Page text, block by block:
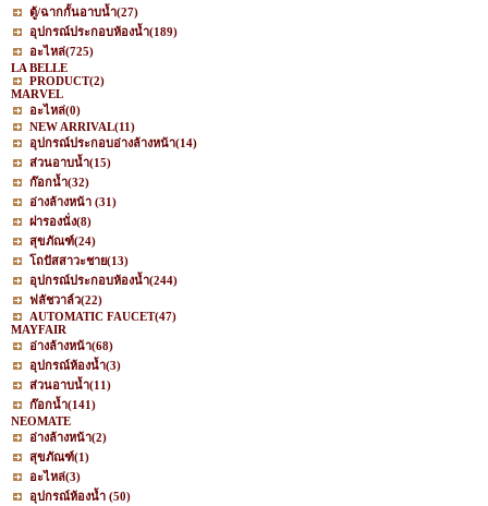
ตู้/ฉากกั้นอาบน้ำ(27)
อุปกรณ์ประกอบห้องน้ำ(189)
อะไหล่(725)
LA BELLE
PRODUCT(2)
MARVEL
อะไหล่(0)
NEW ARRIVAL(11)
อุปกรณ์ประกอบอ่างล้างหน้า(14)
ส่วนอาบน้ำ(15)
ก๊อกน้ำ(32)
อ่างล้างหน้า (31)
ฝารองนั่ง(8)
สุขภัณฑ์(24)
โถปัสสาวะชาย(13)
อุปกรณ์ประกอบห้องน้ำ(244)
ฟลัชวาล์ว(22)
AUTOMATIC FAUCET(47)
MAYFAIR
อ่างล้างหน้า(68)
อุปกรณ์ห้องน้ำ(3)
ส่วนอาบน้ำ(11)
ก๊อกน้ำ(141)
NEOMATE
อ่างล้างหน้า(2)
สุขภัณฑ์(1)
อะไหล่(3)
อุปกรณ์ห้องน้ำ (50)